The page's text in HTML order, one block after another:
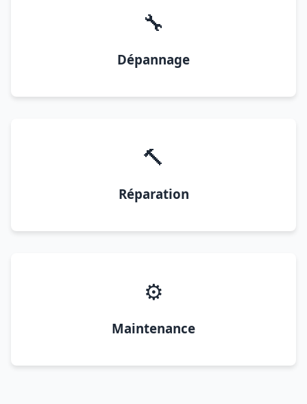
🔧
Dépannage
🔨
Réparation
⚙️
Maintenance